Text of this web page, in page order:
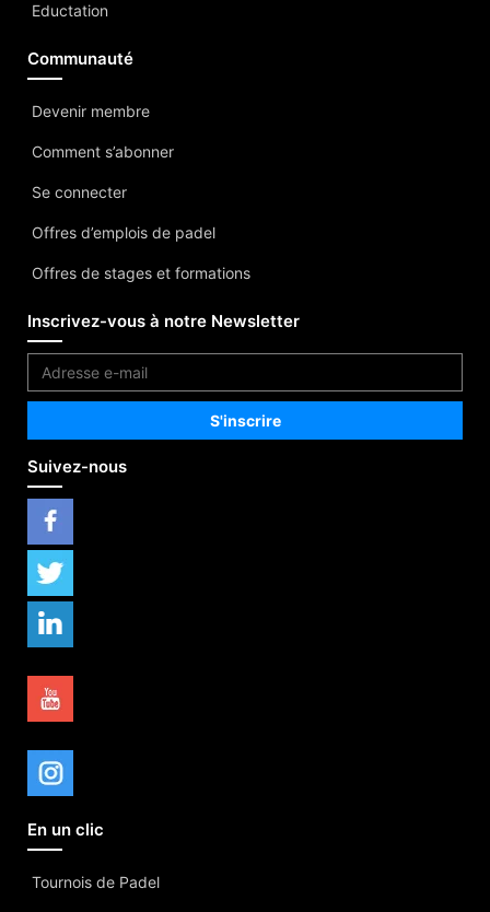
Eductation
Communauté
Devenir membre
Comment s’abonner
Se connecter
Offres d’emplois de padel
Offres de stages et formations
Inscrivez-vous à notre Newsletter
Suivez-nous
En un clic
Tournois de Padel